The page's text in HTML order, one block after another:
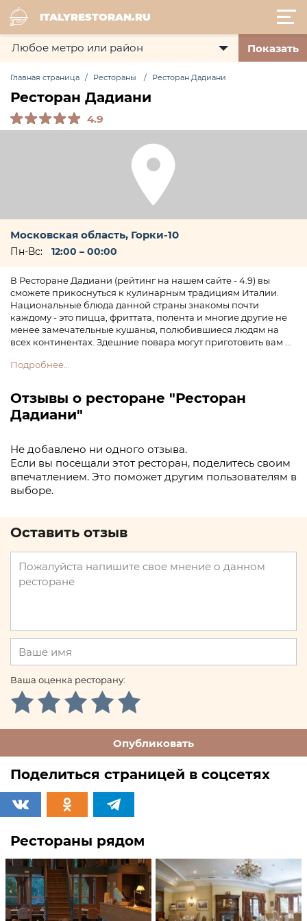
ITALYRESTORAN.RU
Показать
Главная страница Рестораны Ресторан Дадиани
Ресторан Дадиани
4.9
Московская область, Горки-10
Пн-Вс: 12:00 – 00:00
В Ресторане Дадиани (рейтинг на нашем сайте - 4.9) вы
сможете прикоснуться к кулинарным традициям Италии.
Национальные блюда данной страны знакомы почти
каждому - это пицца, фриттата, полента и многие другие не
менее замечательные кушанья, полюбившиеся людям на
всех континентах. Здешние повара могут приготовить вам ...
Подробнее...
Отзывы о ресторане "Ресторан
Дадиани"
Не добавлено ни одного отзыва.
Если вы посещали этот ресторан, поделитесь своим
впечатлением. Это поможет другим пользователям в
выборе.
Оставить отзыв
Ваша оценка ресторану:
Опубликовать
Поделиться страницей в соцсетях
Рестораны рядом